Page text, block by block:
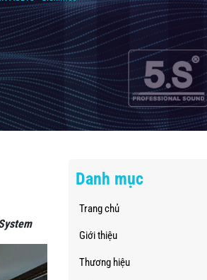
Danh mục
Trang chủ
Giới thiệu
Thương hiệu